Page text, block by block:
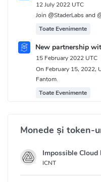
12 July 2022 UTC
Join @StaderLabs and
Toate Evenimente
New partnership
15 February 2022 UTC
On February 15, 2022,
Fantom.
Toate Evenimente
Monede și token-
Impossible
ICNT